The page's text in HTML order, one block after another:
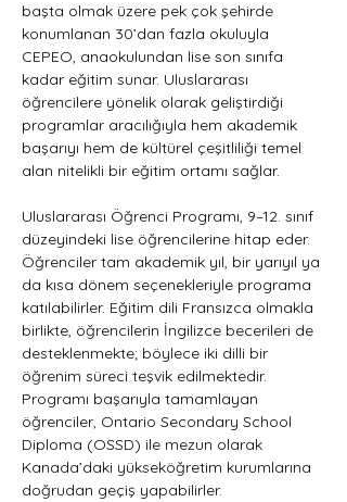
başta olmak üzere pek çok şehirde
konumlanan 30’dan fazla okuluyla
CEPEO, anaokulundan lise son sınıfa
kadar eğitim sunar. Uluslararası
öğrencilere yönelik olarak geliştirdiği
programlar aracılığıyla hem akademik
başarıyı hem de kültürel çeşitliliği temel
alan nitelikli bir eğitim ortamı sağlar.
Uluslararası Öğrenci Programı, 9–12. sınıf
düzeyindeki lise öğrencilerine hitap eder.
Öğrenciler tam akademik yıl, bir yarıyıl ya
da kısa dönem seçenekleriyle programa
katılabilirler. Eğitim dili Fransızca olmakla
birlikte, öğrencilerin İngilizce becerileri de
desteklenmekte; böylece iki dilli bir
öğrenim süreci teşvik edilmektedir.
Programı başarıyla tamamlayan
öğrenciler, Ontario Secondary School
Diploma (OSSD) ile mezun olarak
Kanada’daki yükseköğretim kurumlarına
doğrudan geçiş yapabilirler.